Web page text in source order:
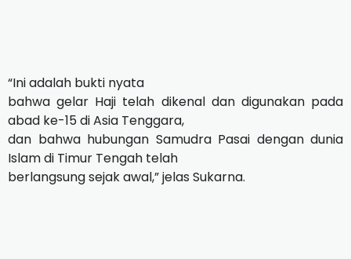
“Ini adalah bukti nyata
bahwa gelar Haji telah dikenal dan digunakan pada
abad ke-15 di Asia Tenggara,
dan bahwa hubungan Samudra Pasai dengan dunia
Islam di Timur Tengah telah
berlangsung sejak awal,” jelas Sukarna.